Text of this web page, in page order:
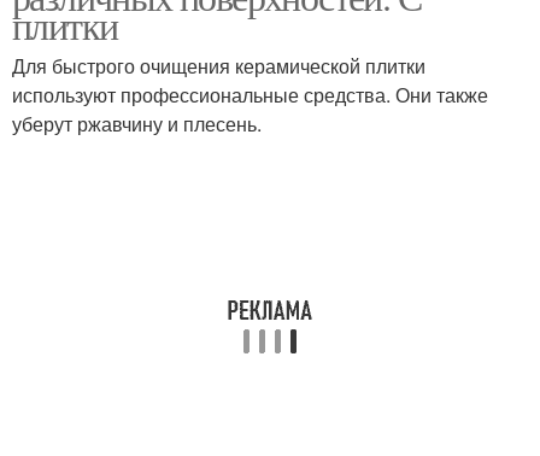
плитки
Для быстрого очищения керамической плитки
используют профессиональные средства. Они также
уберут ржавчину и плесень.